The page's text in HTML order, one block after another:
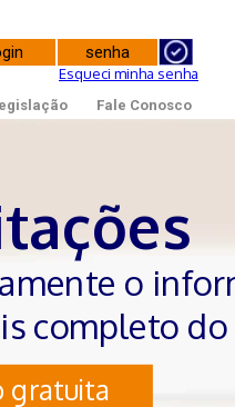
Esqueci minha senha
Fale Conosco
o
completo
gratuita